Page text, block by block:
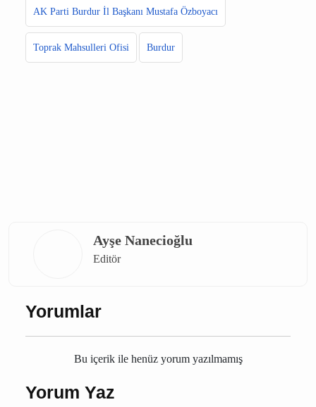
Editör
Yorumlar